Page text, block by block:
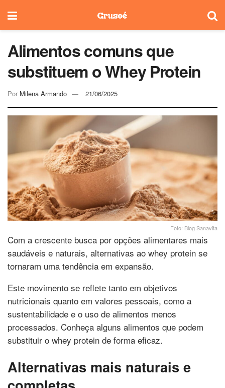
Alimentos comuns que
substituem o Whey Protein
Por Milena Armando 21/06/2025
Foto: Blog Sanavita
Com a crescente busca por opções alimentares mais
saudáveis e naturais, alternativas ao whey protein se
tornaram uma tendência em expansão.
Este movimento se reflete tanto em objetivos
nutricionais quanto em valores pessoais, como a
sustentabilidade e o uso de alimentos menos
processados. Conheça alguns alimentos que podem
substituir o whey protein de forma eficaz.
Alternativas mais naturais e